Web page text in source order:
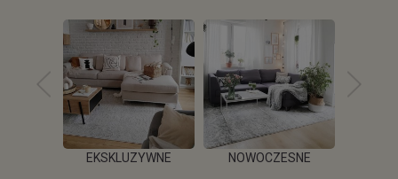
EKSKLUZYWNE NOWOCZESNE